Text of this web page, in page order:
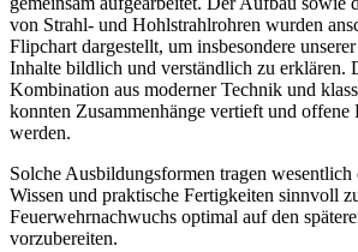
von Strahl- und Hohlstrahlrohren wurden
Flipchart dargestellt, um insbesondere
Inhalte bildlich und verständlich zu erklären.
Kombination aus moderner Technik und
konnten Zusammenhänge vertieft und offene
werden.
Solche Ausbildungsformen tragen wesentlich
Wissen und praktische Fertigkeiten sinnvoll
Feuerwehrnachwuchs optimal auf den
vorzubereiten.